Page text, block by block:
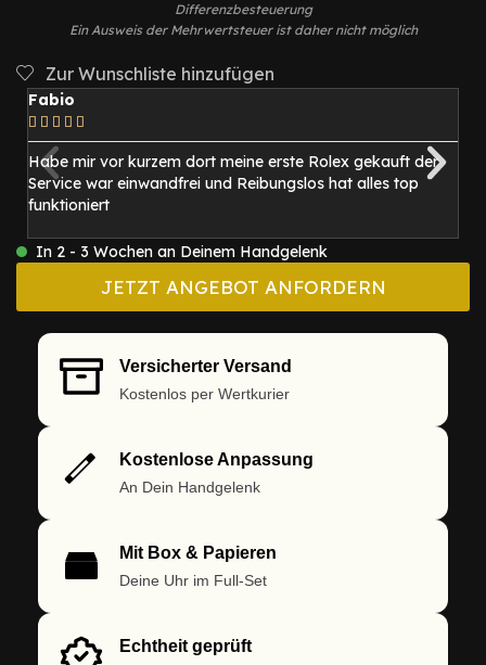
Differenzbesteuerung
Ein Ausweis der Mehrwertsteuer ist daher nicht möglich
Zur Wunschliste hinzufügen
Fabio
    
Habe mir vor kurzem dort meine erste Rolex gekauft der
Service war einwandfrei und Reibungslos hat alles top
funktioniert
In 2 - 3 Wochen an Deinem Handgelenk
JETZT ANGEBOT ANFORDERN
Versicherter Versand
Kostenlos per Wertkurier
Kostenlose Anpassung
An Dein Handgelenk
Mit Box & Papieren
Deine Uhr im Full-Set
Echtheit geprüft